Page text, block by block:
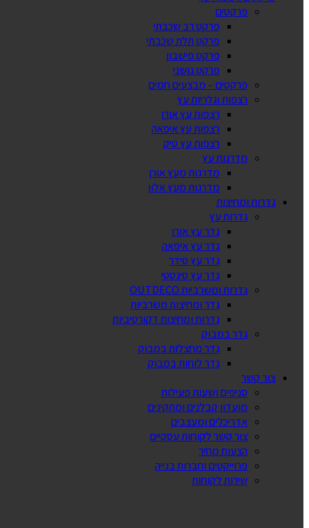
פרקטים
פרקט רב שכבתי
פרקט תלת שכבתי
פרקט פישבון
פרקט גושני
פרקטים – מבצעים חמים
רצפות וגלריות עץ
רצפות עץ אורן
רצפות עץ איפאה
רצפות עץ טיק
מדרגות עץ
מדרגות מעץ אורן
מדרגות מעץ אלון
גדרות ומחיצות
גדרות עץ
גדר עץ אורן
גדר עץ איפאה
גדר עץ סידר
גדר עץ סינטטי
גדרות ומשרביות OUTDECO
גדר ומחיצות משרביות
גדרות ומחיצות דקורטיביות
גדר במבוק
גדר מחצלות במבוק
גדר לוחות במבוק
צור קשר
סניפים ושעות פעילות
מועדון קבלנים ומתקינים
אדריכלים ומעצבים
צור קשר לקוחות עסקיים
הצעות מחיר
פרוייקטים וחברות בנייה
שירות לקוחות